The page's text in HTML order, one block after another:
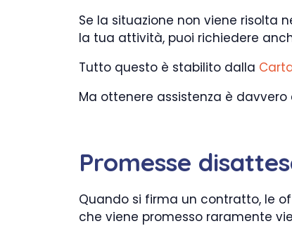
Se la situazione non viene risolta
la tua attività, puoi richiedere
Tutto questo è stabilito dalla
Ma ottenere assistenza è
Promesse
Quando si firma un contratto, le
che viene promesso raramente